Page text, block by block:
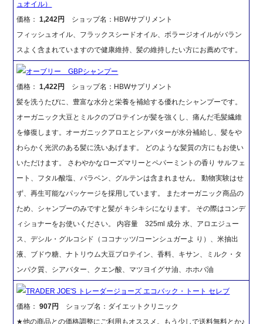
ュオイル）
価格：1,242円
ショップ名：HBWサプリメント
フィッシュオイル、フラックスシードオイル、ボラージオイルがバラン
スよく含まれていますので健康維持、髪の維持したい方にお薦めです。
オーブリー GBPシャンプー
価格：1,422円
ショップ名：HBWサプリメント
髪を洗うたびに、豊富な水分と栄養を補給する優れたシャンプーです。
オーガニック大豆とミルクのプロテインが髪を強くし、痛んだ毛髪繊維
を修復します。オーガニックアロエとシアバターが水分補給し、髪をや
わらかく光沢のある髪に洗いあげます。 どのような髪質の方にもお使い
いただけます。 さわやかなローズマリーとペパーミントの香り サルフェ
ート、フタル酸塩、パラベン、グルテンは含まれません。 動物実験はせ
ず、再生可能なパッケージを採用しています。 またオーガニック商品の
ため、シャンプーのみですと髪が キシキシになります。 その際はコンデ
ィショナーをお使いください。 内容量 325ml 成分 水、アロエジュー
ス、デシル・グルコシド（ココナッツ/コーンシュガーよ り）、米抽出
液、ブドウ糖、ナトリウム大豆プロテイン、香料、キサン、ミルク・タ
ンパク質、シアバター、クエン酸、マツヨイグサ油、ホホバ油
TRADER JOE'S トレーダージョーズ エコバック・トート セレブ
価格：907円
ショップ名：ダイエットクリニック
★他の商品との価格調整にご利用もオススメ。もう少しで送料無料とか♪